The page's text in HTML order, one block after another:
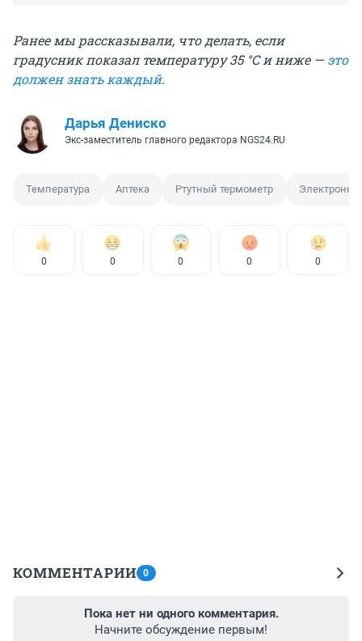
Ранее мы рассказывали, что делать, если
градусник показал температуру 35 °C и ниже — это
должен знать каждый.
Дарья Дениско
Экс-заместитель главного редактора NGS24.RU
Температура Аптека Ртутный термометр
0 0 0 0 0
КОММЕНТАРИИ 0
Пока нет ни одного комментария.
Начните обсуждение первым!